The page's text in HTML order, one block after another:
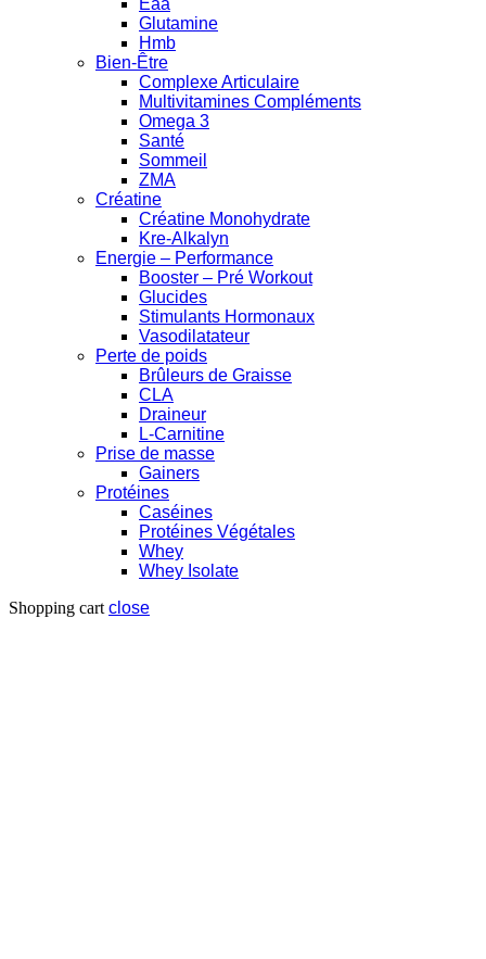
Eaa
Glutamine
Hmb
Bien-Être
Complexe Articulaire
Multivitamines Compléments
Omega 3
Santé
Sommeil
ZMA
Créatine
Créatine Monohydrate
Kre-Alkalyn
Energie – Performance
Booster – Pré Workout
Glucides
Stimulants Hormonaux
Vasodilatateur
Perte de poids
Brûleurs de Graisse
CLA
Draineur
L-Carnitine
Prise de masse
Gainers
Protéines
Caséines
Protéines Végétales
Whey
Whey Isolate
Shopping cart close